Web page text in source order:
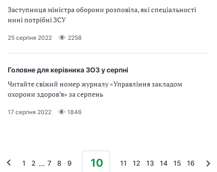
Заступниця міністра оборони розповіла, які спеціальності
нині потрібні ЗСУ
25 серпня 2022 2258
Головне для керівника ЗОЗ у серпні
Читайте свіжий номер журналу «Управління закладом
охорони здоров’я» за серпень
17 серпня 2022 1846
1 2 ... 7 8 9 10 11 12 13 14 15 16